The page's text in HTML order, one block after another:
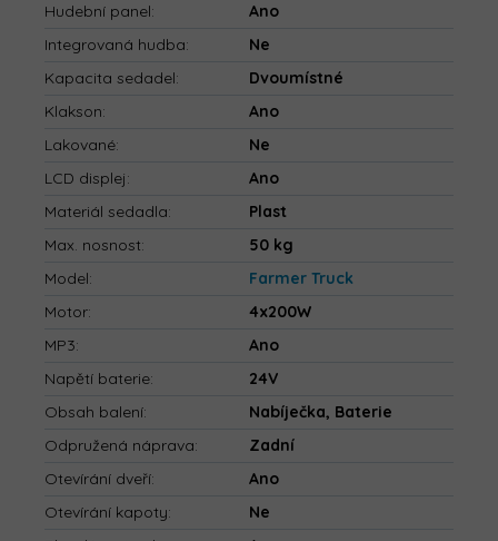
Hudební panel:
Ano
Integrovaná hudba:
Ne
Kapacita sedadel:
Dvoumístné
Klakson:
Ano
Lakované:
Ne
LCD displej:
Ano
Materiál sedadla:
Plast
Max. nosnost:
50 kg
Model:
Farmer Truck
Motor:
4x200W
MP3:
Ano
Napětí baterie:
24V
Obsah balení:
Nabíječka, Baterie
Odpružená náprava:
Zadní
Otevírání dveří:
Ano
Otevírání kapoty:
Ne